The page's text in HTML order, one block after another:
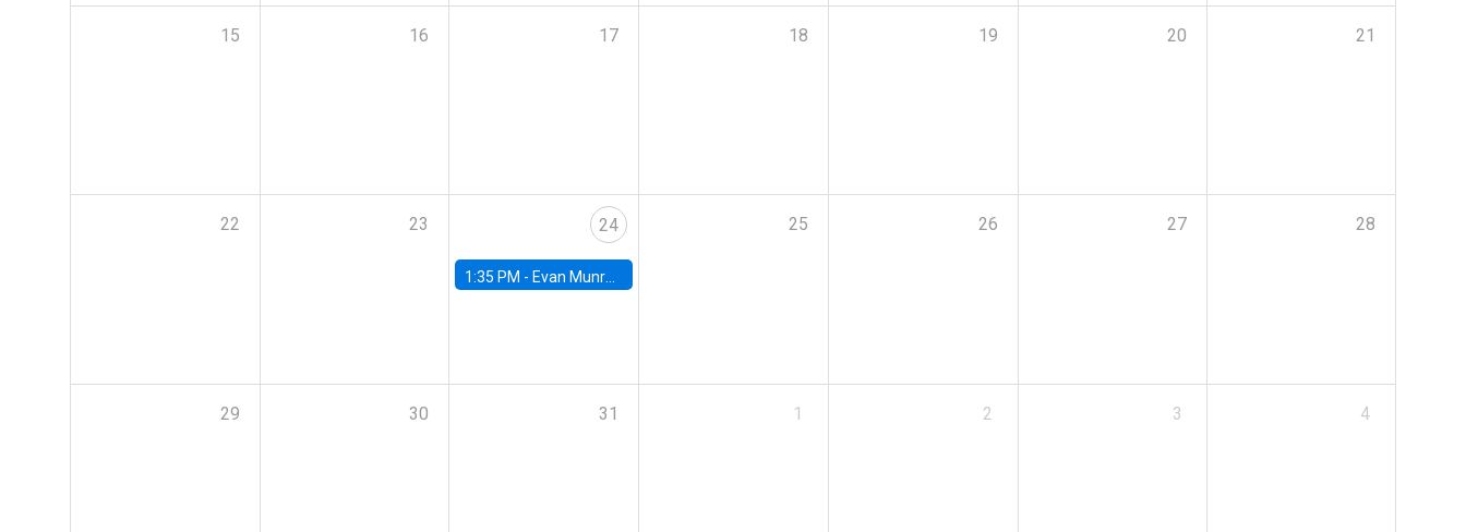
15 16 17 18 19 20 21
22 23 24
1:35 PM - Evan Munro, Neyman Visiting Assistant Professor in the Department of Statistics at UC Berkeley
25 26 27 28
29 30 31 1 2 3 4